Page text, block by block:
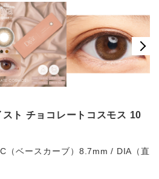
ト チョコレートコスモス 10
（ベースカーブ）8.7mm / DIA（直